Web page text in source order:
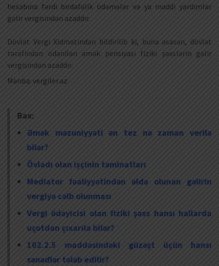
hesabına fərdi birdəfəlik ödəmələr və ya maddi yardımlar
gəlir vergisindən azaddır.
Dövlət Vergi Xidmətindən bildirilib ki, buna əsasən, dövlət
tərəfindən ödənilən əmək pensiyası fiziki şəxslərin gəlir
vergisindən azaddır.
Mənbə: vergiler.az
Bax:
Əmək məzuniyyəti ən tez nə zaman verilə
bilər?
Övladı olan işçinin təminatları
Mediator fəaliyyətindən əldə olunan gəlirin
vergiyə cəlb olunması
Vergi ödəyicisi olan fiziki şəxs hansı hallarda
uçotdan çıxarıla bilər?
102.2.5 maddəsindəki güzəşt üçün hansı
sənədlər tələb edilir?